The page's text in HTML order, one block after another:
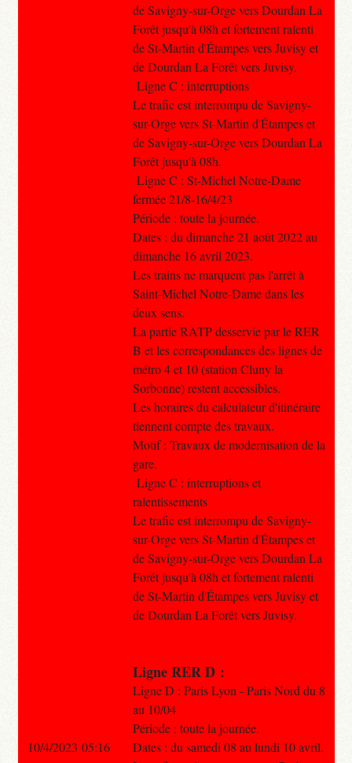
de Savigny-sur-Orge vers Dourdan La
Forêt jusqu'à 08h et fortement ralenti
de St-Martin d'Étampes vers Juvisy et
de Dourdan La Forêt vers Juvisy.
Ligne C : interruptions
Le trafic est interrompu de Savigny-
sur-Orge vers St-Martin d'Étampes et
de Savigny-sur-Orge vers Dourdan La
Forêt jusqu'à 08h.
Ligne C : St-Michel Notre-Dame
fermée 21/8-16/4/23
Période : toute la journée.
Dates : du dimanche 21 août 2022 au
dimanche 16 avril 2023.
Les trains ne marquent pas l'arrêt à
Saint-Michel Notre-Dame dans les
deux sens.
La partie RATP desservie par le RER
B et les correspondances des lignes de
métro 4 et 10 (station Cluny la
Sorbonne) restent accessibles.
Les horaires du calculateur d'itinéraire
tiennent compte des travaux.
Motif : Travaux de modernisation de la
gare.
Ligne C : interruptions et
ralentissements
Le trafic est interrompu de Savigny-
sur-Orge vers St-Martin d'Étampes et
de Savigny-sur-Orge vers Dourdan La
Forêt jusqu'à 08h et fortement ralenti
de St-Martin d'Étampes vers Juvisy et
de Dourdan La Forêt vers Juvisy.
Ligne RER D :
Ligne D : Paris Lyon - Paris Nord du 8
au 10/04
Période : toute la journée.
Dates : du samedi 08 au lundi 10 avril.
10/4/2023 05:16